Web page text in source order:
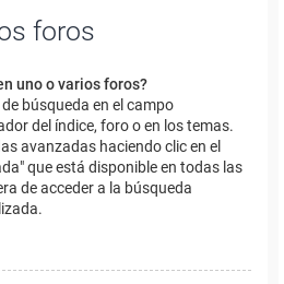
foros
uno o varios foros?
búsqueda en el campo
del índice, foro o en los temas.
avanzadas haciendo clic en el
que está disponible en todas las
de acceder a la búsqueda